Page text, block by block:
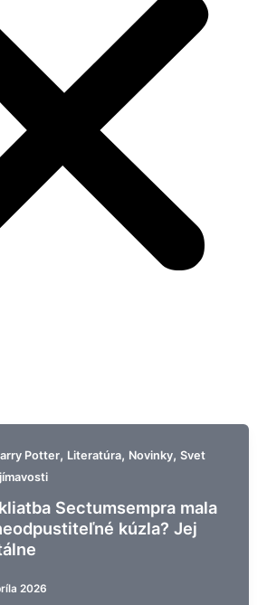
Potter, Literatúra, Novinky, Svet
Sectumsempra mala
kúzla? Jej
2026